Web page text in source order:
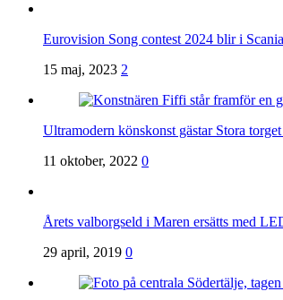
Eurovision Song contest 2024 blir i
15 maj, 2023 2
Ultramodern könskonst gästar Stora
11 oktober, 2022 0
Årets valborgseld i Maren ersätts med
29 april, 2019 0